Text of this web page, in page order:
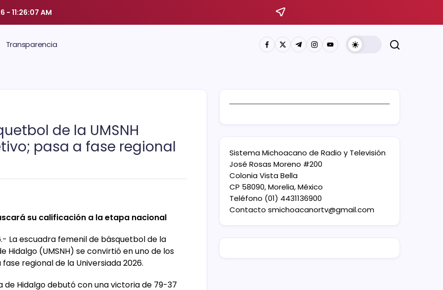
- 11:26:07 AM
Transparencia
de la UMSNH
pasa a fase regional
su calificación a la etapa nacional
La escuadra femenil de básquetbol de la
Hidalgo (UMSNH) se convirtió en uno de los
regional de la Universiada 2026.
Hidalgo debutó con una victoria de 79-37
Sistema Michoacano de Radio y Televisión
José Rosas Moreno #200
Colonia Vista Bella
CP 58090, Morelia, México
Teléfono (01) 4431136900
Contacto smichoacanortv@gmail.com